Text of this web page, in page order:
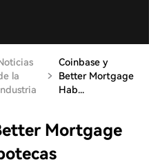
la
Coinbase y
Better Mortgage
Hab...
Mortgage